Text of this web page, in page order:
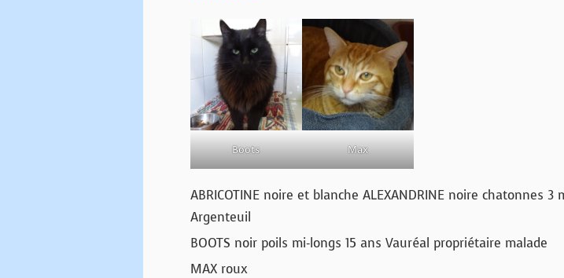
Boots Max
ABRICOTINE noire et blanche ALEXANDRINE noire chatonnes 3
Argenteuil
BOOTS noir poils mi-longs 15 ans Vauréal propriétaire malade
MAX roux